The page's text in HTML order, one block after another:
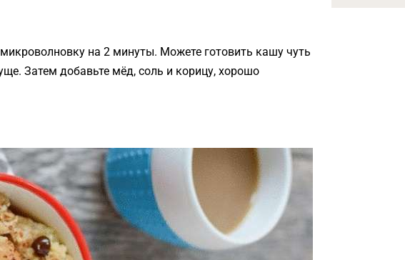
на 2 минуты. Можете готовить кашу чуть
Затем добавьте мёд, соль и корицу, хорошо